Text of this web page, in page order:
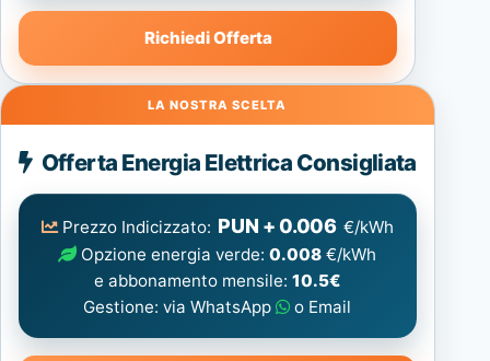
Richiedi Offerta
Energia
Elettrica
consigliata
Offerta Energia Elettrica Consigliata
Prezzo Indicizzato: PUN + 0.006 €/kWh
Opzione energia verde:0.008 €/kWh
e abbonamento mensile: 10.5€
Gestione: via WhatsApp
o Email